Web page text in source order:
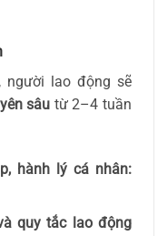
người lao động sẽ
sâu từ 2–4 tuần
hành lý cá nhân:
quy tắc lao động